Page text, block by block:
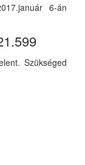
6-án
Szükséged